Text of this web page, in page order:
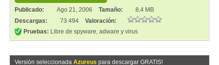
Publicado: Ago 21, 2006 Tamaño:
8,4 MB
Descargas:
73 494
Valoración:
Pruebas: Libre de spyware, adware y virus
Versión seleccionada Azureus para descargar GRATIS!